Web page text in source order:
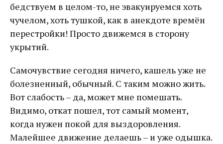
бедствуем в целом-то, не эвакуируемся хоть
чучелом, хоть тушкой, как в анекдоте времён
перестройки! Просто движемся в сторону
укрытий.
Самочувствие сегодня ничего, кашель уже не
болезненный, обычный. С таким можно жить.
Вот слабость – да, может мне помешать.
Видимо, откат пошел, тот самый момент,
когда нужен покой для выздоровления.
Малейшее движение делаешь – и уже одышка.